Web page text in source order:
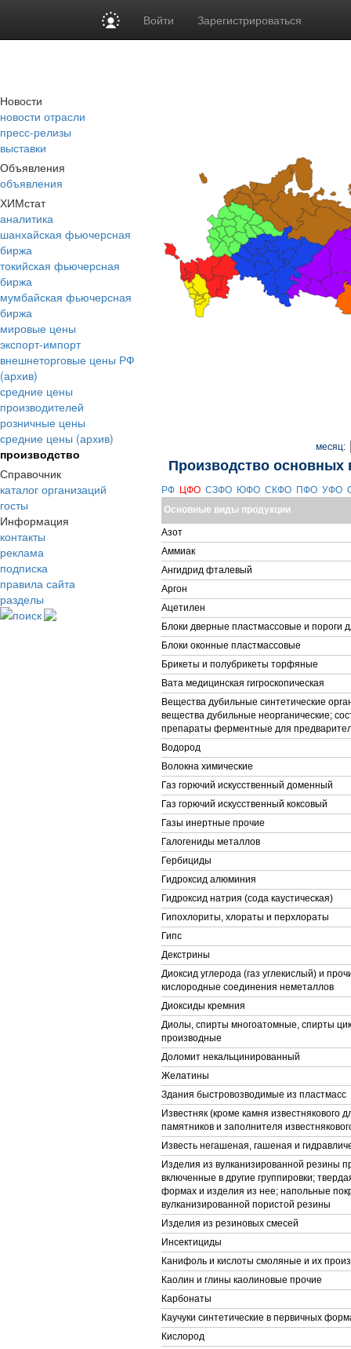
Войти Зарегистрироваться
Новости
новости отрасли
пресс-релизы
выставки
Объявления
объявления
ХИМстат
аналитика
шанхайская фьючерсная
биржа
токийская фьючерсная
биржа
мумбайская фьючерсная
биржа
мировые цены
экспорт-импорт
внешнеторговые цены РФ
(архив)
средние цены
производителей
розничные цены
средние цены (архив)
производство
Справочник
каталог организаций
госты
Информация
контакты
реклама
подписка
правила сайта
разделы
поиск
месяц:
Производство
РФ ЦФО СЗФО ЮФО СКФО ПФО УФО
Основные виды продукции
Азот
Аммиак
Ангидрид фталевый
Аргон
Ацетилен
Блоки дверные пластмассовые и пороги
Блоки оконные пластмассовые
Брикеты и полубрикеты торфяные
Вата медицинская гигроскопическая
Вещества дубильные синтетические
вещества дубильные неорганические;
препараты ферментные для
Водород
Волокна химические
Газ горючий искусственный доменный
Газ горючий искусственный коксовый
Газы инертные прочие
Галогениды металлов
Гербициды
Гидроксид алюминия
Гидроксид натрия (сода каустическая)
Гипохлориты, хлораты и перхлораты
Гипс
Декстрины
Диоксид углерода (газ углекислый) и
кислородные соединения неметаллов
Диоксиды кремния
Диолы, спирты многоатомные, спирты
производные
Доломит некальцинированный
Желатины
Здания быстровозводимые из пластмасс
Известняк (кроме камня известнякового
памятников и заполнителя
Известь негашеная, гашеная и
Изделия из вулканизированной резины
включенные в другие группировки;
формах и изделия из нее; напольные
вулканизированной пористой резины
Изделия из резиновых смесей
Инсектициды
Канифоль и кислоты смоляные и их
Каолин и глины каолиновые прочие
Карбонаты
Каучуки синтетические в первичных
Кислород